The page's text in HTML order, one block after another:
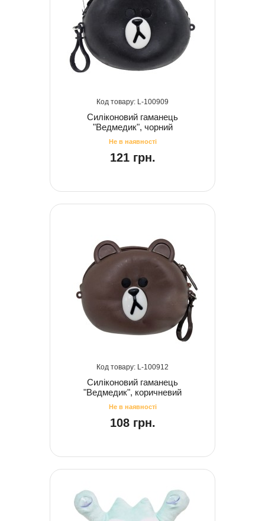
100909
Силіконовий гаманець
"Ведмедик", чорний
121 грн.
100912
Силіконовий гаманець
"Ведмедик", коричневий
108 грн.